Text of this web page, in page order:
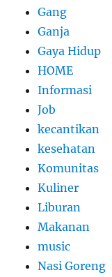
Gang
Ganja
Gaya Hidup
HOME
Informasi
Job
kecantikan
kesehatan
Komunitas
Kuliner
Liburan
Makanan
music
Nasi Goreng